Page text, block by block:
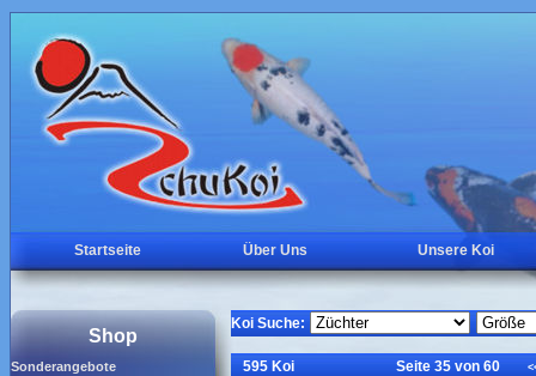
Startseite Über Uns Unsere Koi
Shop
Sonderangebote
Koi Suche:
595 Koi Seite 35 von 60